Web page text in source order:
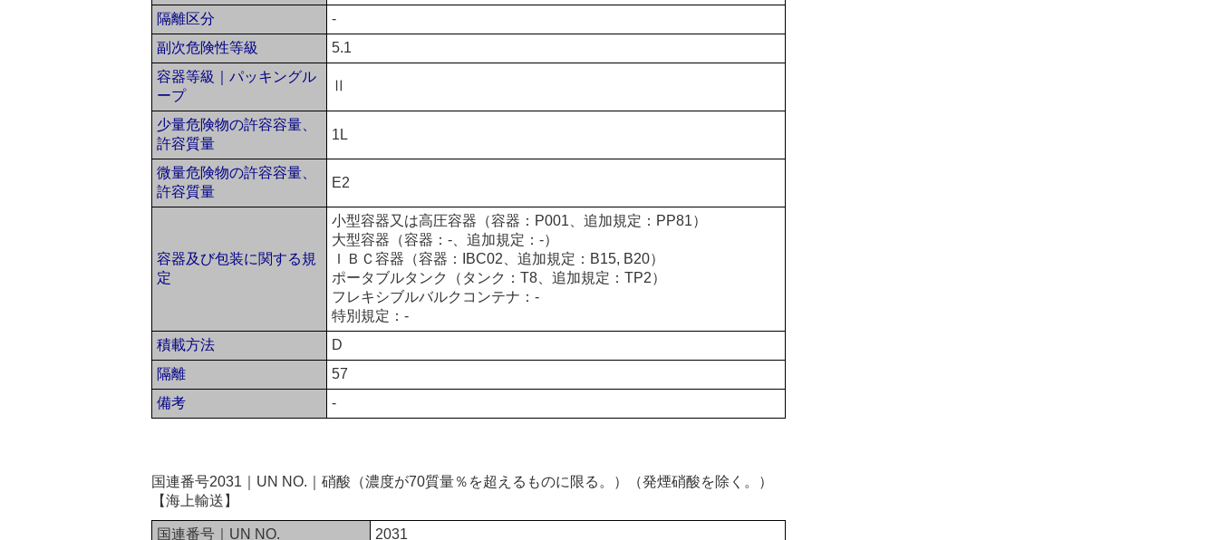
隔離区分
-
副次危険性等級
5.1
容器等級｜パッキングル
ープ
Ⅱ
少量危険物の許容容量、
許容質量
1L
微量危険物の許容容量、
許容質量
E2
容器及び包装に関する規
定
小型容器又は高圧容器（容器：P001、追加規定：PP81）
大型容器（容器：-、追加規定：-）
ＩＢＣ容器（容器：IBC02、追加規定：B15, B20）
ポータブルタンク（タンク：T8、追加規定：TP2）
フレキシブルバルクコンテナ：-
特別規定：-
積載方法
D
隔離
57
備考
-
国連番号2031｜UN NO.｜硝酸（濃度が70質量％を超えるものに限る。）（発煙硝酸を除く。）
【海上輸送】
国連番号｜UN NO.
2031